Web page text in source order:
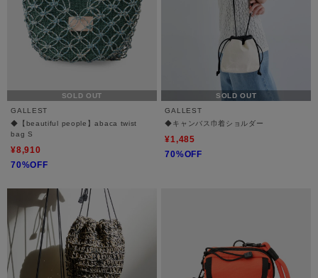
SOLD OUT
GALLEST
◆【beautiful people】abaca twist
bag S
¥8,910
70%OFF
SOLD OUT
GALLEST
◆キャンバス巾着ショルダー
¥1,485
70%OFF